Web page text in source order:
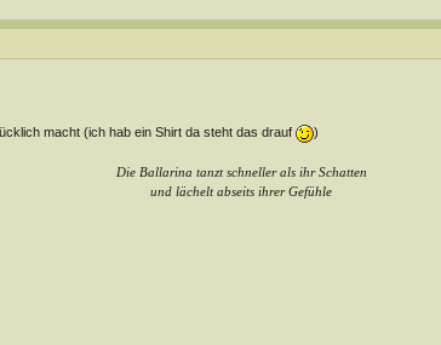
macht (ich hab ein Shirt da steht das drauf
)
Die Ballarina tanzt schneller als ihr Schatten
und lächelt abseits ihrer Gefühle